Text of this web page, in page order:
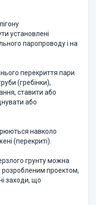
установлені
паропроводу і на
перекриття пари
(гребінки),
ставити або
або
навколо
(перекриті).
грунту можна
розробленим проектом,
заходи, що